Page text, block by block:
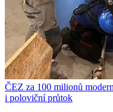
ČEZ za 100 milionů
i poloviční průtok